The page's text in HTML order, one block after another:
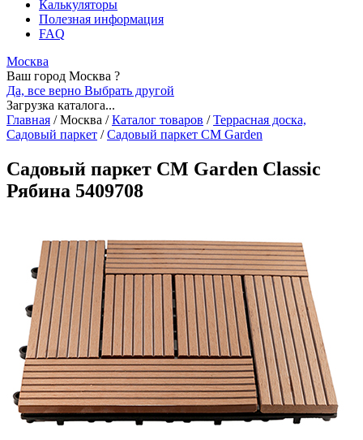
Калькуляторы
Полезная информация
FAQ
Москва
Ваш город Москва ?
Да, все верно Выбрать другой
Загрузка каталога...
Главная /Москва / Каталог товаров / Террасная доска,
Садовый паркет / Садовый паркет CM Garden
Садовый паркет CM Garden Classic
Рябина 5409708